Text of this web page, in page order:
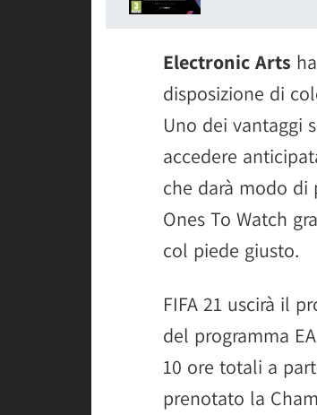
Electronic Arts
disposizione di
Uno dei vantaggi
accedere
che darà modo di
Ones To Watch
col piede giusto.
FIFA 21 uscirà il
del programma
10 ore totali a
prenotato la